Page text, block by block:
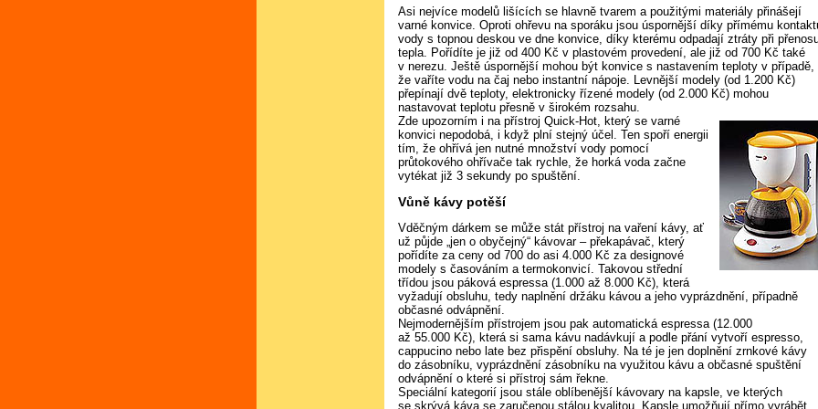
Asi nejvíce modelů lišících se hlavně tvarem a použitými materiály přinášejí
varné konvice. Oproti ohřevu na sporáku jsou úspornější díky přímému
vody s topnou deskou ve dne konvice, díky kterému odpadají ztráty při
tepla. Pořídíte je již od 400 Kč v plastovém provedení, ale již od 700 Kč také
v nerezu. Ještě úspornější mohou být konvice s nastavením teploty v případě,
že vaříte vodu na čaj nebo instantní nápoje. Levnější modely (od 1.200 Kč)
přepínají dvě teploty, elektronicky řízené modely (od 2.000 Kč) mohou
nastavovat teplotu přesně v širokém rozsahu.
Zde upozorním i na přístroj Quick-Hot, který se varné
konvici nepodobá, i když plní stejný účel. Ten spoří energii
tím, že ohřívá jen nutné množství vody pomocí
průtokového ohřívače tak rychle, že horká voda začne
vytékat již 3 sekundy po spuštění.
Vůně kávy potěší
Vděčným dárkem se může stát přístroj na vaření kávy, ať
už půjde „jen o obyčejný“ kávovar – překapávač, který
pořídíte za ceny od 700 do asi 4.000 Kč za designové
modely s časováním a termokonvicí. Takovou střední
třídou jsou páková espressa (1.000 až 8.000 Kč), která
vyžadují obsluhu, tedy naplnění držáku kávou a jeho vyprázdnění, případně
občasné odvápnění.
Nejmodernějším přístrojem jsou pak automatická espressa (12.000
až 55.000 Kč), která si sama kávu nadávkují a podle přání vytvoří espresso,
cappucino nebo late bez přispění obsluhy. Na té je jen doplnění zrnkové kávy
do zásobníku, vyprázdnění zásobníku na využitou kávu a občasné spuštění
odvápnění o které si přístroj sám řekne.
Speciální kategorií jsou stále oblíbenější kávovary na kapsle, ve kterých
se skrývá káva se zaručenou stálou kvalitou. Kapsle umožňují přímo vyrábět